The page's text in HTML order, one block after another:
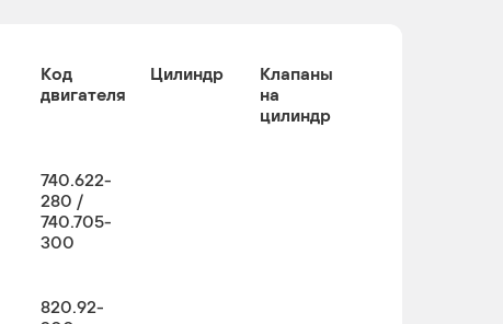
Код
двигателя
Цилиндр
Клапаны
на
цилиндр
740.622-
280 /
740.705-
300
820.92-